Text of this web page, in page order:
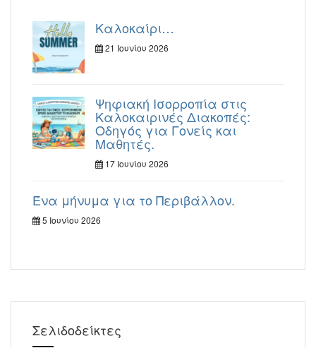
Καλοκαίρι…
21 Ιουνίου 2026
Ψηφιακή Ισορροπία στις
Καλοκαιρινές Διακοπές:
Οδηγός για Γονείς και
Μαθητές.
17 Ιουνίου 2026
Ένα μήνυμα για το Περιβάλλον.
5 Ιουνίου 2026
Σελιδοδείκτες